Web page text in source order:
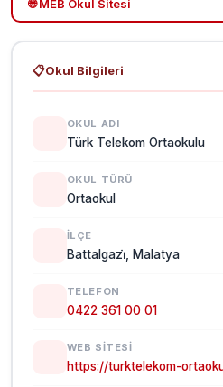
🌐 MEB Okul Sitesi
📋Okul Bilgileri
OKUL ADI
Türk Telekom Ortaokulu
OKUL TÜRÜ
Ortaokul
İLÇE
Battalgazi̇, Malatya
TELEFON
0422 361 00 01
WEB SITESI
https://turktelekom-